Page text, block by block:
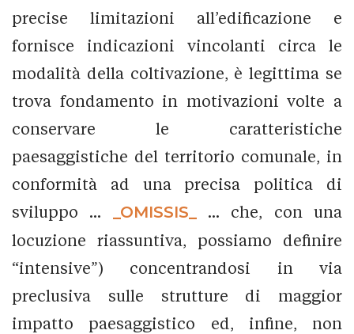
precise limitazioni all’edificazione e
fornisce indicazioni vincolanti circa le
modalità della coltivazione, è legittima se
trova fondamento in motivazioni volte a
conservare le caratteristiche
paesaggistiche del territorio comunale, in
conformità ad una precisa politica di
sviluppo ...
_OMISSIS_
... che, con una
locuzione riassuntiva, possiamo definire
“intensive”) concentrandosi in via
preclusiva sulle strutture di maggior
impatto paesaggistico ed, infine, non